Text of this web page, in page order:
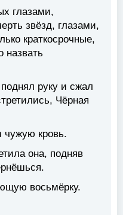
глазами,
звёзд, глазами,
краткосрочные,
назвать
руку и сжал
Чёрная
чужую кровь.
она, подняв
восьмёрку.